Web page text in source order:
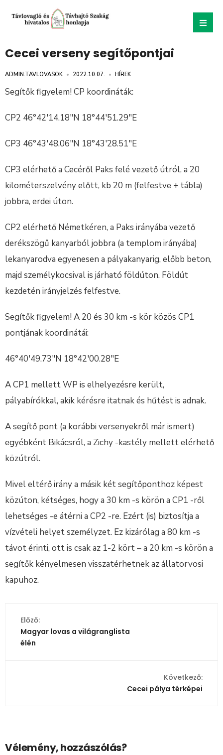
Cecei verseny segítőpontjai
ADMIN.TAVLOVASOK • 2022.10.07. • HÍREK
Segítők figyelem! CP koordináták:
CP2 46°42′14.18″N 18°44′51.29″E
CP3 46°43′48.06″N 18°43′28.51″E
CP3 elérhető a Cecéről Paks felé vezető útról, a 20
kilométerszelvény előtt, kb 20 m (felfestve + tábla)
jobbra, erdei úton.
CP2 elérhető Németkéren, a Paks irányába vezető
derékszögű kanyarból jobbra (a templom irányába)
lekanyarodva egyenesen a pályakanyarig, előbb beton,
majd személykocsival is járható földúton. Földút
kezdetén irányjelzés felfestve.
Segítők figyelem! A 20 és 30 km -s kör közös CP1
pontjának koordinátái:
46°40′49.73″N 18°42′00.28″E
A CP1 mellett WP is elhelyezésre került,
pályabírókkal, akik kérésre itatnak és hűtést is adnak.
A segítő pont (a korábbi versenyekről már ismert)
egyébként Bikácsról, a Zichy -kastély mellett elérhető
közútról.
Mivel eltérő irány a másik két segítőponthoz képest
közúton, kétséges, hogy a 30 km -s körön a CP1 -ről
lehetséges -e átérni a CP2 -re. Ezért (is) biztosítja a
vízvételi helyet személyzet. Ez kizárólag a 80 km -s
távot érinti, ott is csak az 1-2 kört – a 20 km -s körön a
segítők kényelmesen visszatérhetnek az állatorvosi
kapuhoz.
Előző:
Magyar lovas a világranglista
élén
Következő:
Cecei pálya térképei
Vélemény, hozzászólás?